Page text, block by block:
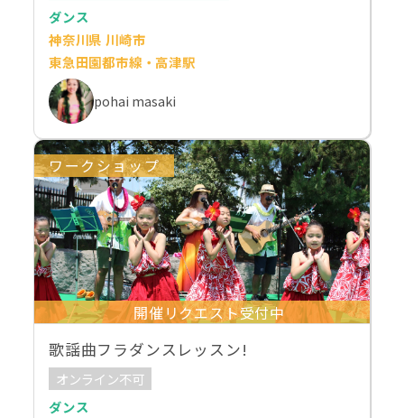
ダンス
神奈川県 川崎市
東急田園都市線・高津駅
pohai masaki
ワークショップ
開催リクエスト受付中
歌謡曲フラダンスレッスン!
オンライン不可
ダンス